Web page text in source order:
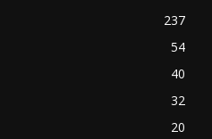
237
54
40
32
20